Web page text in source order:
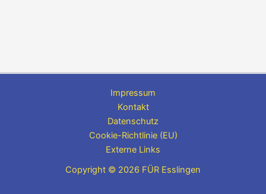
Impressum
Kontakt
Datenschutz
Cookie-Richtlinie (EU)
Externe Links
Copyright © 2026 FÜR Esslingen